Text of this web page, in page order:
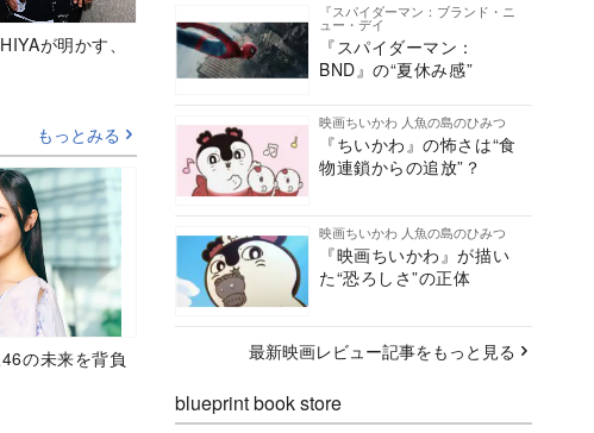
が明かす、
もっとみる
の未来を背負
『スパイダーマン：ブランド・ニ
ュー・デイ
『スパイダーマン：
BND』の“夏休み感”
映画ちいかわ 人魚の島のひみつ
『ちいかわ』の怖さは“食
物連鎖からの追放”？
映画ちいかわ 人魚の島のひみつ
『映画ちいかわ』が描い
た“恐ろしさ”の正体
最新映画レビュー記事をもっと見る
blueprint book store